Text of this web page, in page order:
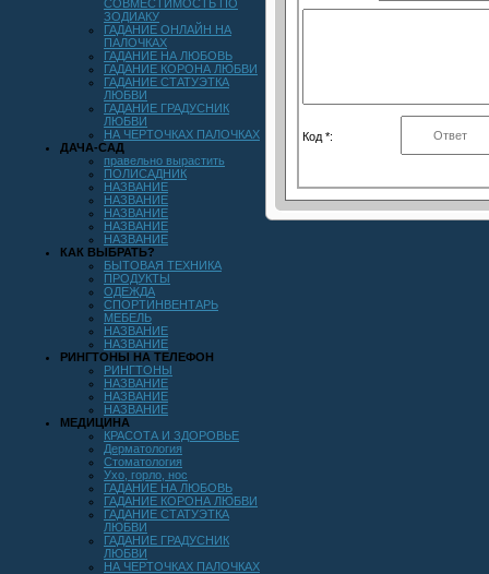
СОВМЕСТИМОСТЬ ПО
ЗОДИАКУ
ГАДАНИЕ ОНЛАЙН НА
ПАЛОЧКАХ
ГАДАНИЕ НА ЛЮБОВЬ
ГАДАНИЕ КОРОНА ЛЮБВИ
ГАДАНИЕ СТАТУЭТКА
ЛЮБВИ
ГАДАНИЕ ГРАДУСНИК
ЛЮБВИ
НА ЧЕРТОЧКАХ ПАЛОЧКАХ
ДАЧА-САД
правельно вырастить
ПОЛИСАДНИК
НАЗВАНИЕ
НАЗВАНИЕ
НАЗВАНИЕ
НАЗВАНИЕ
НАЗВАНИЕ
КАК ВЫБРАТЬ?
БЫТОВАЯ ТЕХНИКА
ПРОДУКТЫ
ОДЕЖДА
СПОРТИНВЕНТАРЬ
МЕБЕЛЬ
НАЗВАНИЕ
НАЗВАНИЕ
РИНГТОНЫ НА ТЕЛЕФОН
РИНГТОНЫ
НАЗВАНИЕ
НАЗВАНИЕ
НАЗВАНИЕ
МЕДИЦИНА
КРАСОТА И ЗДОРОВЬЕ
Дерматология
Стоматология
Ухо, горло, нос
ГАДАНИЕ НА ЛЮБОВЬ
ГАДАНИЕ КОРОНА ЛЮБВИ
ГАДАНИЕ СТАТУЭТКА
ЛЮБВИ
ГАДАНИЕ ГРАДУСНИК
ЛЮБВИ
НА ЧЕРТОЧКАХ ПАЛОЧКАХ
Код *: